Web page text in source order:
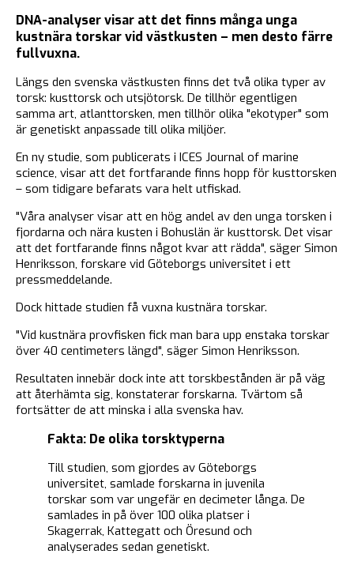
DNA-analyser visar att det finns många unga
kustnära torskar vid västkusten – men desto färre
fullvuxna.
Längs den svenska västkusten finns det två olika typer av
torsk: kusttorsk och utsjötorsk. De tillhör egentligen
samma art, atlanttorsken, men tillhör olika "ekotyper" som
är genetiskt anpassade till olika miljöer.
En ny studie, som publicerats i ICES Journal of marine
science, visar att det fortfarande finns hopp för kusttorsken
– som tidigare befarats vara helt utfiskad.
"Våra analyser visar att en hög andel av den unga torsken i
fjordarna och nära kusten i Bohuslän är kusttorsk. Det visar
att det fortfarande finns något kvar att rädda", säger Simon
Henriksson, forskare vid Göteborgs universitet i ett
pressmeddelande.
Dock hittade studien få vuxna kustnära torskar.
"Vid kustnära provfisken fick man bara upp enstaka torskar
över 40 centimeters längd", säger Simon Henriksson.
Resultaten innebär dock inte att torskbestånden är på väg
att återhämta sig, konstaterar forskarna. Tvärtom så
fortsätter de att minska i alla svenska hav.
Fakta: De olika torsktyperna
Till studien, som gjordes av Göteborgs
universitet, samlade forskarna in juvenila
torskar som var ungefär en decimeter långa. De
samlades in på över 100 olika platser i
Skagerrak, Kattegatt och Öresund och
analyserades sedan genetiskt.